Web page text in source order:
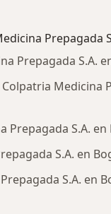
Prepagada
Prepagada S.A.
Medicina
Prepagada S.A. en
S.A. en
S.A. en